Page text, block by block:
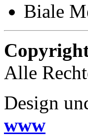
Biale
Alle
Design
www